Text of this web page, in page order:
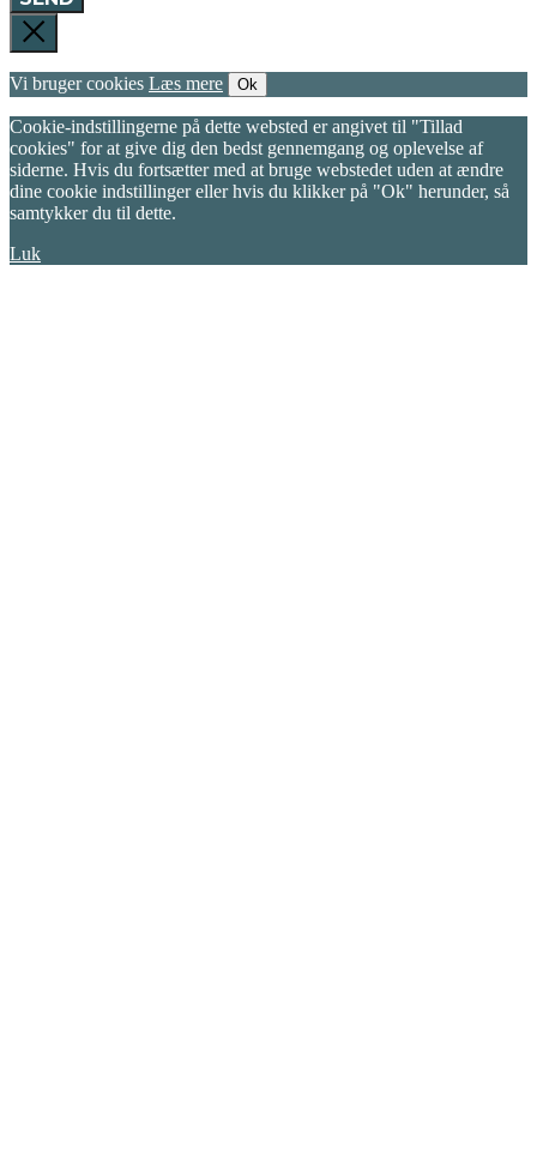
Vi bruger cookies Læs mere Ok
Cookie-indstillingerne på dette websted er angivet til "Tillad
cookies" for at give dig den bedst gennemgang og oplevelse af
siderne. Hvis du fortsætter med at bruge webstedet uden at ændre
dine cookie indstillinger eller hvis du klikker på "Ok" herunder, så
samtykker du til dette.
Luk